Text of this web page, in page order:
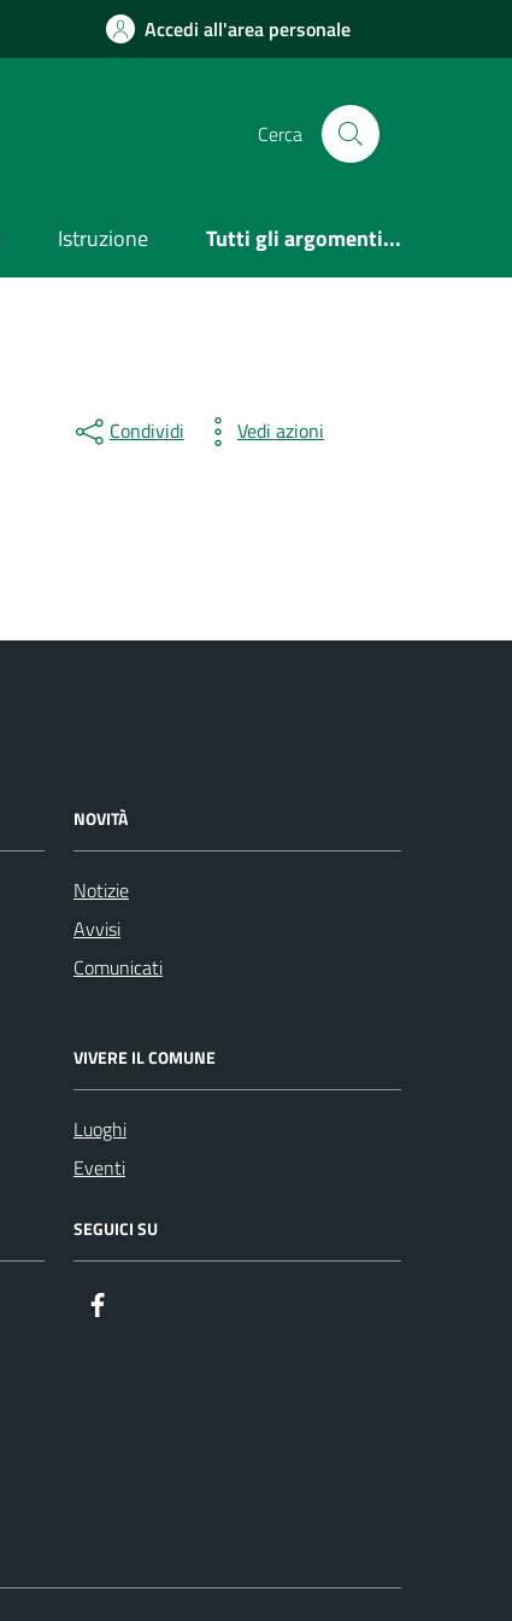
Accedi all'area personale
Cerca
Istruzione Tutti gli argomenti...
Condividi Vedi azioni
NOVITÀ
Notizie
Avvisi
Comunicati
VIVERE IL COMUNE
Luoghi
Eventi
SEGUICI SU